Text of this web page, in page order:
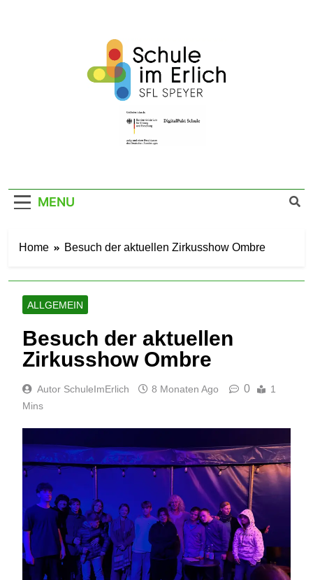
Erlich Speyer
MENU
Home Besuch der aktuellen Zirkusshow Ombre
ALLGEMEIN
Besuch der aktuellen
Zirkusshow Ombre
Autor SchuleImErlich 8 Monaten Ago 0
1
Mins